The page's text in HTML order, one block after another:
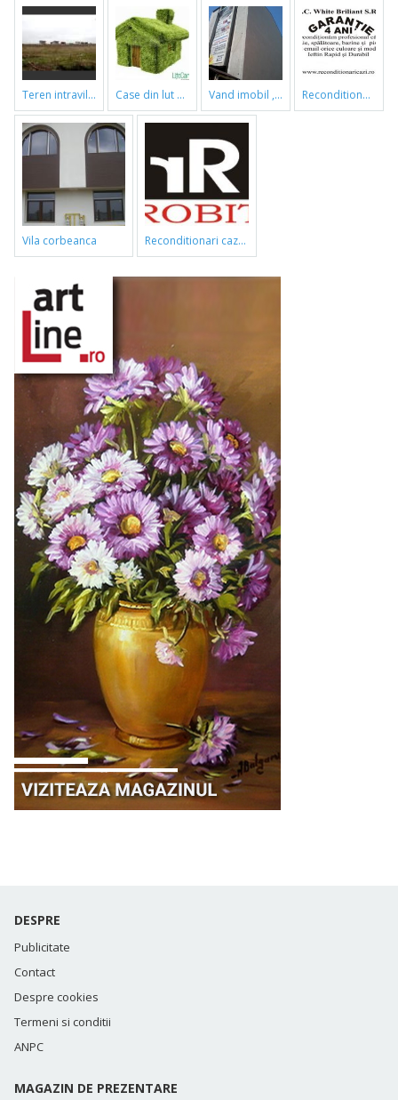
teren intravilan case din lut si paie vand imobil ,790m,piata gorjului,pret negociabil reconditionari cazi de baie
vila corbeanca reconditionari cazi de baie
DESPRE
Publicitate
Contact
Despre cookies
Termeni si conditii
ANPC
MAGAZIN DE PREZENTARE